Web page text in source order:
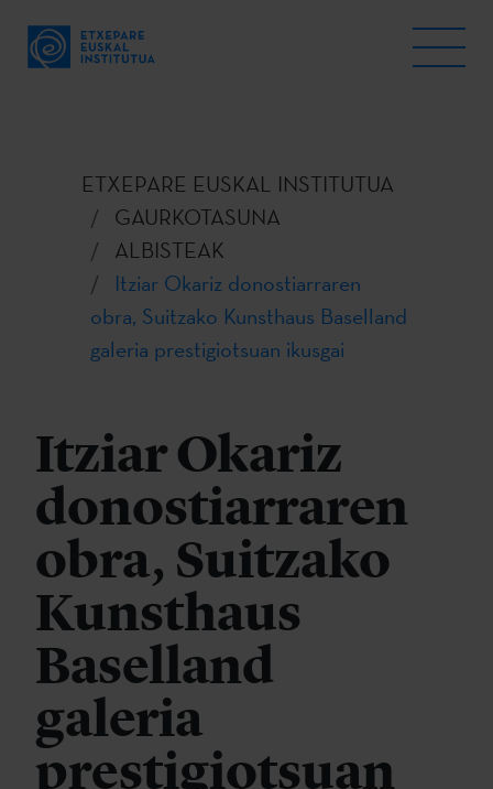
ETXEPARE EUSKAL INSTITUTUA
GAURKOTASUNA
ALBISTEAK
Itziar Okariz donostiarraren
obra, Suitzako Kunsthaus Baselland
galeria prestigiotsuan ikusgai
Itziar Okariz
donostiarraren
obra, Suitzako
Kunsthaus
Baselland
galeria
prestigiotsuan